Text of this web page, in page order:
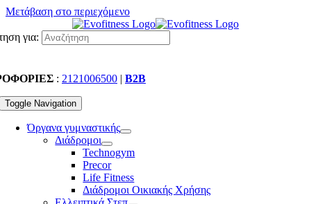
Μετάβαση στο περιεχόμενο
για:
: 2121006500 | B2B
Toggle Navigation
Όργανα γυμναστικής
Διάδρομοι
Technogym
Precor
Life Fitness
Διάδρομοι Οικιακής Χρήσης